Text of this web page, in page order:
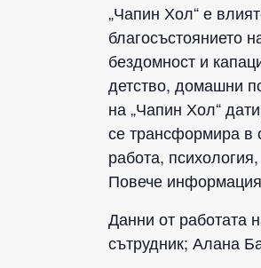
„Чапин Хол“ е
благосъстоянието
бездомност и
детство, домашни
на „Чапин Хол“
се трансформира в
работа,
Повече
Данни от работата
сътрудник; Алана